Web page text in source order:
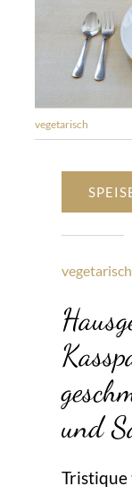
vegetarisch
vegetarisch
und
Tristique